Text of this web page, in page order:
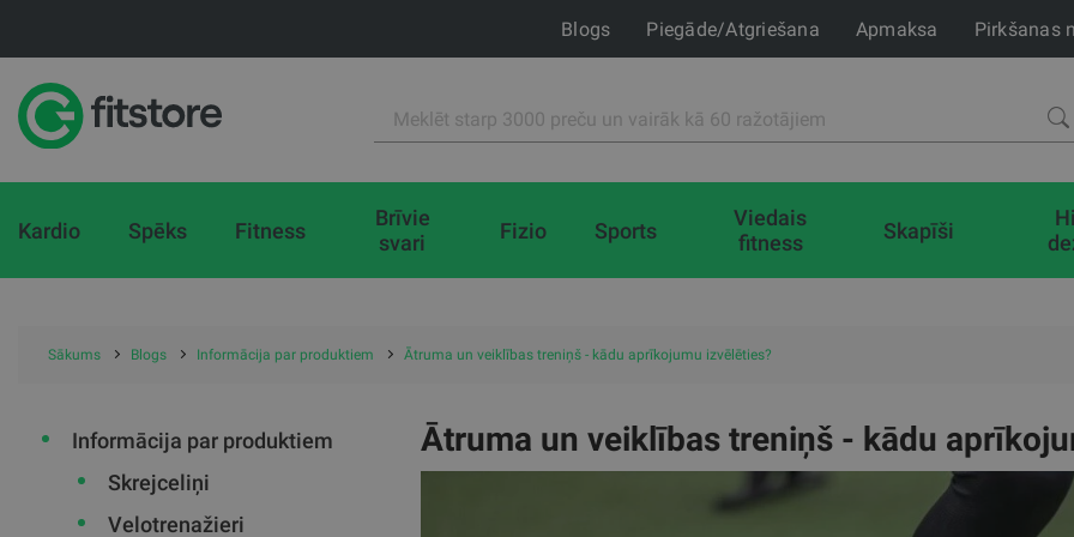
Blogs Piegāde/Atgriešana Apmaksa Pirkšanas
Kardio Spēks Fitness
Brīvie
svari
Fizio Sports
Viedais
fitness
Skapīši
Sākums Blogs Informācija par produktiem Ātruma un veiklības treniņš - kādu aprīkojumu izvēlēties?
Informācija par produktiem
Skrejceliņi
Velotrenažieri
Ātruma un veiklības treniņš - kādu